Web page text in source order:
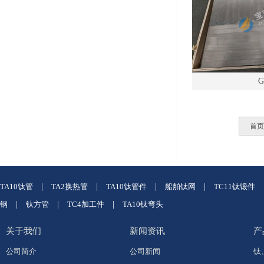
首页
TA10钛管 TA2换热管 TA10钛管件 船舶钛网 TC11钛锻件
钢
钛方管 TC4加工件 TA10钛弯头
关于我们
公司简介
新闻资讯
公司新闻
钛